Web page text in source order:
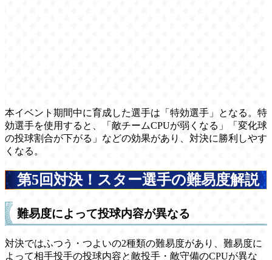
本イベント期間中に育成した選手は「特効選手」となる。特
効選手を使用すると、「敵チームCPUが弱くなる」「変化球
の投球割合が下がる」などの効果があり、対決に勝利しやす
くなる。
第5回対決！スター選手の難易度解説
難易度によって投球内容が異なる
対決ではふつう・つよいの2種類の難易度があり、難易度に
よって相手投手の投球内容と敵投手・敵守備のCPUが異な